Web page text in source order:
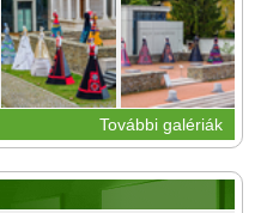
További galériák